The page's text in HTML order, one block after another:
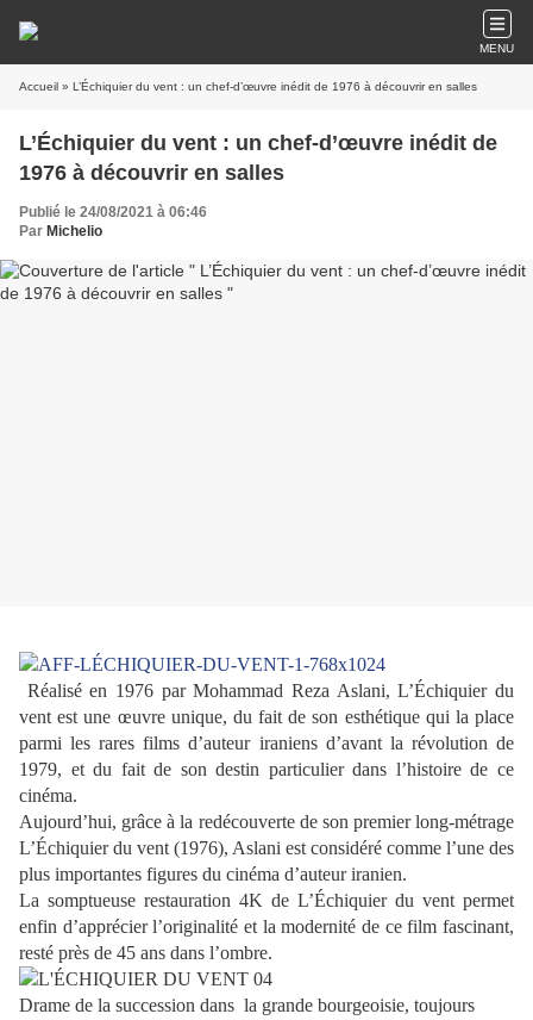
MENU
Accueil » L’Échiquier du vent : un chef-d’œuvre inédit de 1976 à découvrir en salles
L’Échiquier du vent : un chef-d’œuvre inédit de
1976 à découvrir en salles
Publié le 24/08/2021 à 06:46
Par Michelio
Réalisé en 1976 par Mohammad Reza Aslani, L’Échiquier du
vent est une œuvre unique, du fait de son esthétique qui la place
parmi les rares films d’auteur iraniens d’avant la révolution de
1979, et du fait de son destin particulier dans l’histoire de ce
cinéma.
Aujourd’hui, grâce à la redécouverte de son premier long-métrage
L’Échiquier du vent (1976), Aslani est considéré comme l’une des
plus importantes figures du cinéma d’auteur iranien.
La somptueuse restauration 4K de L’Échiquier du vent permet
enfin d’apprécier l’originalité et la modernité de ce film fascinant,
resté près de 45 ans dans l’ombre.
Drame de la succession dans la grande bourgeoisie, toujours